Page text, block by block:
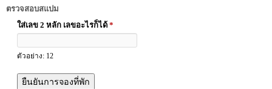
ตรวจสอบสแปม
ใส่เลข 2 หลัก เลขอะไรก็ได้ *
ตัวอย่าง: 12